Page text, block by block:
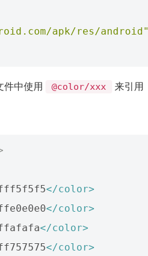
apk/res/android"
件中使用 @color/xxx 来引用
</color>
</color>
</color>
</color>